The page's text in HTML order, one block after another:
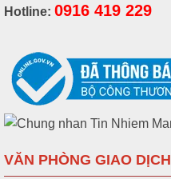
Hotline: 0916 419 229
VĂN PHÒNG GIAO DỊCH